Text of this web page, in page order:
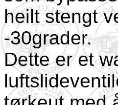
heilt stengt
-30grader.
Dette er et